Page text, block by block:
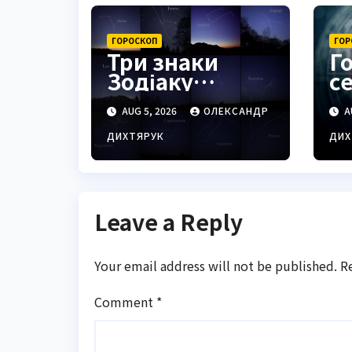
ГОРОСКОП
Три знаки
Зодіаку
відчують
тріумф у
справах уже
найближчими
AUG 5, 2026
ОЛЕКСАНДР
ДИХТЯРУК
Leave a Reply
Your email address will not be published.
Comment *